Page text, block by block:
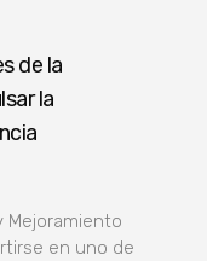
de la
la
Mejoramiento
en uno de